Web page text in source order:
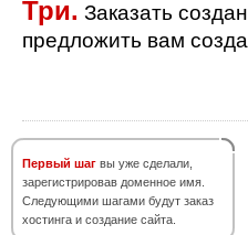
Три. Заказать
предложить вам
Первый шаг вы уже сделали,
зарегистрировав доменное имя.
Следующими шагами будут заказ
хостинга и создание сайта.